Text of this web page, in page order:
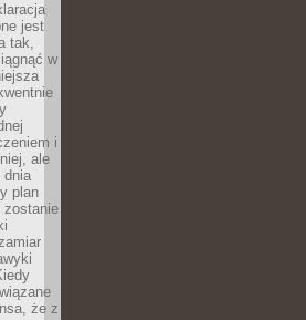
jest
tak,
w
i
ale
dnia
plan
zostanie
że z